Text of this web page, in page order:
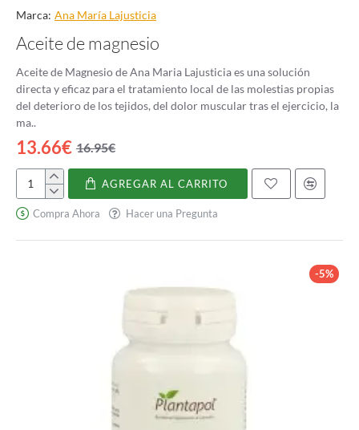
Marca: Ana Marí­a Lajusticia
Aceite de magnesio
Aceite de Magnesio de Ana Maria Lajusticia es una solución
directa y eficaz para el tratamiento local de las molestias propias
del deterioro de los tejidos, del dolor muscular tras el ejercicio, la
ma..
13.66€ 16.95€
Aceite
de
magnesio
AGREGAR AL CARRITO
Compra Ahora Hacer una Pregunta
-5%